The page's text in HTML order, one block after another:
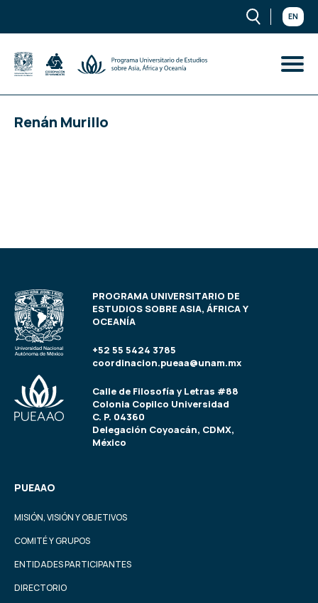
EN
Renán Murillo
PROGRAMA UNIVERSITARIO DE
ESTUDIOS SOBRE ASIA, ÁFRICA Y
OCEANÍA
+52 55 5424 3785
coordinacion.pueaa@unam.mx
Calle de Filosofía y Letras #88
Colonia Copilco Universidad
C. P. 04360
Delegación Coyoacán, CDMX,
México
PUEAAO
MISIÓN, VISIÓN Y OBJETIVOS
COMITÉ Y GRUPOS
ENTIDADES PARTICIPANTES
DIRECTORIO